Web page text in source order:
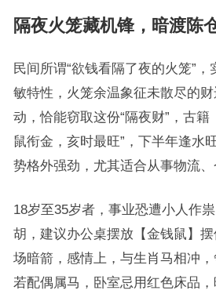
隔夜火笼藏机锋，暗渡陈
民间所谓“欲钱看隔了夜的火笼”
敏特性，火笼余温象征未散尽的
动，恰能窃取这份“隔夜财”，古籍
鼠衔金，亥时最旺”，下半年逢水
势格外强劲，尤其适合从事物流、
18岁至35岁者，事业恐遭小人作
胡，建议办公桌摆放【金钱鼠】
场暗箭，感情上，与生肖马相冲，
若配偶属马，卧室忌用红色床品